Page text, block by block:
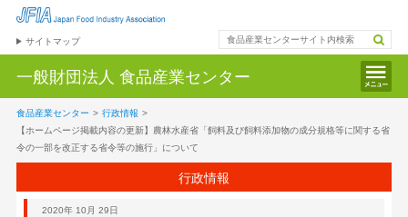
サイトマップ
一般財団法人 食品産業センター
食品産業センター > 行政情報 >
【ホームページ掲載内容の更新】農林水産省「飼料及び飼料添加物の成分規格等に関する省
令の一部を改正する省令等の施行」について
行政情報
2020年 10月 29日